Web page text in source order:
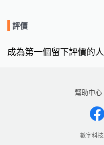
評價
成為第一個留下評價的人
幫助中心
數字科